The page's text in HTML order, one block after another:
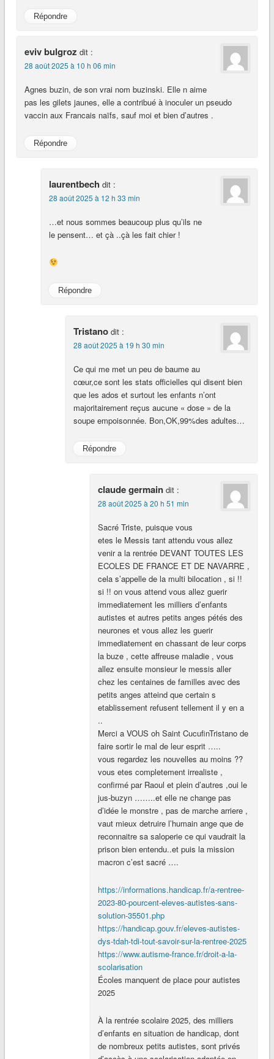
Répondre
eviv bulgroz dit :
28 août 2025 à 10 h 06 min
Agnes buzin, de son vrai nom buzinski. Elle n aime
pas les gilets jaunes, elle a contribué à inoculer un pseudo
vaccin aux Francais naïfs, sauf moi et bien d’autres .
Répondre
laurentbech dit :
28 août 2025 à 12 h 33 min
…et nous sommes beaucoup plus qu’ils ne
le pensent… et çà ..çà les fait chier !
Répondre
Tristano dit :
28 août 2025 à 19 h 30 min
Ce qui me met un peu de baume au
cœur,ce sont les stats officielles qui disent bien
que les ados et surtout les enfants n’ont
majoritairement reçus aucune « dose » de la
soupe empoisonnée. Bon,OK,99%des adultes…
Répondre
claude germain dit :
28 août 2025 à 20 h 51 min
Sacré Triste, puisque vous
etes le Messis tant attendu vous allez
venir a la rentrée DEVANT TOUTES LES
ECOLES DE FRANCE ET DE NAVARRE ,
cela s’appelle de la multi bilocation , si !!
si !! on vous attend vous allez guerir
immediatement les milliers d’enfants
autistes et autres petits anges pétés des
neurones et vous allez les guerir
immediatement en chassant de leur corps
la buze , cette affreuse maladie , vous
allez ensuite monsieur le messis aller
chez les centaines de familles avec des
petits anges atteind que certain s
etablissement refusent tellement il y en a
..
Merci a VOUS oh Saint CucufinTristano de
faire sortir le mal de leur esprit …..
vous regardez les nouvelles au moins ??
vous etes completement irrealiste ,
confirmé par Raoul et plein d’autres ,oui le
jus-buzyn ……..et elle ne change pas
d’idée le monstre , pas de marche arriere ,
vaut mieux detruire l’humain ange que de
reconnaitre sa saloperie ce qui vaudrait la
prison bien entendu..et puis la mission
macron c’est sacré ….
https://informations.handicap.fr/a-rentree-
2023-80-pourcent-eleves-autistes-sans-
solution-35501.php
https://handicap.gouv.fr/eleves-autistes-
dys-tdah-tdi-tout-savoir-sur-la-rentree-2025
https://www.autisme-france.fr/droit-a-la-
scolarisation
Écoles manquent de place pour autistes
2025
À la rentrée scolaire 2025, des milliers
d’enfants en situation de handicap, dont
de nombreux petits autistes, sont privés